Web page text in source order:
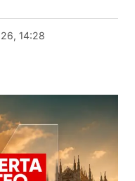
14:28